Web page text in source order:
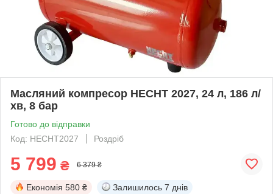
Масляний компресор HECHT 2027, 24 л, 186 л/
хв, 8 бар
Готово до відправки
Код: HECHT2027
Роздріб
5 799 ₴ 6 379 ₴
Економія 580 ₴ Залишилось 7 днів